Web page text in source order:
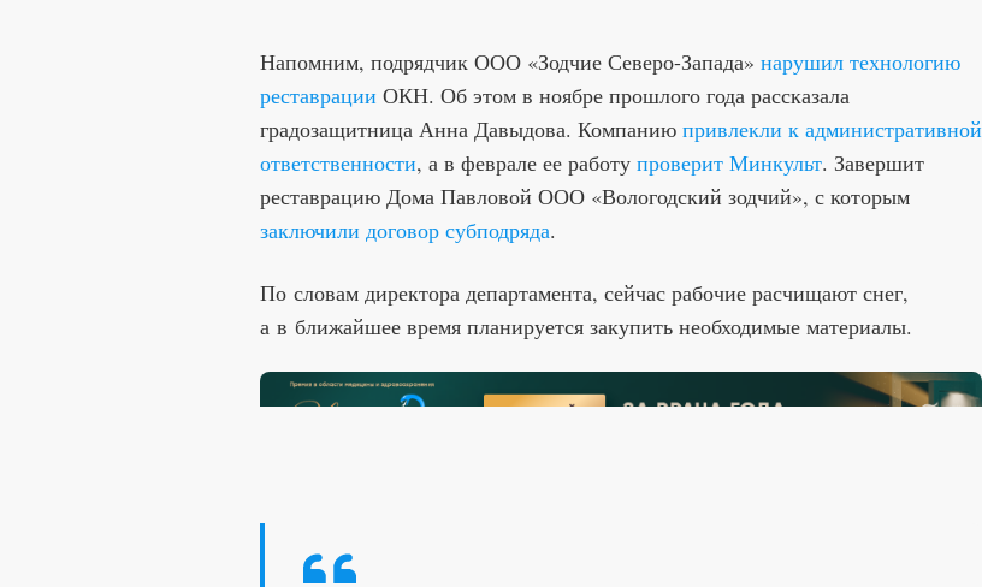
Напомним, подрядчик ООО «Зодчие Северо-Запада» нарушил технологию
реставрации ОКН. Об этом в ноябре прошлого года рассказала
градозащитница Анна Давыдова. Компанию привлекли к административной
ответственности, а в феврале ее работу проверит Минкульт. Завершит
реставрацию Дома Павловой ООО «Вологодский зодчий», с которым
заключили договор субподряда.
По словам директора департамента, сейчас рабочие расчищают снег,
а в ближайшее время планируется закупить необходимые материалы.